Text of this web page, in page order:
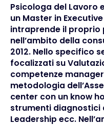
Psicologa del Lavoro
un Master in
intraprende il
nell’ambito della
2012. Nello specifico
focalizzati su
competenze
metodologia
center con un know
strumenti diagnostici
Leadership ecc.